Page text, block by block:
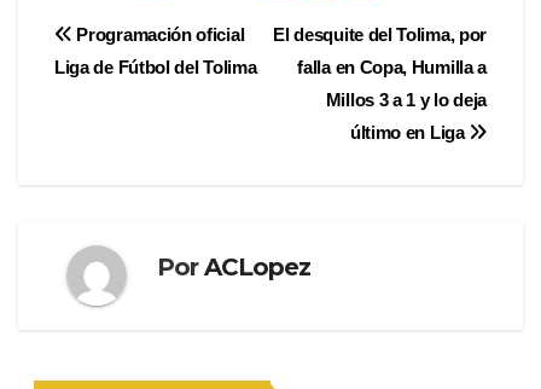
Navegación
de
El desquite del Tolima, por
falla en Copa, Humilla a
Millos 3 a 1 y lo deja
último en Liga
Programación oficial
Liga de Fútbol del Tolima
PorACLopez